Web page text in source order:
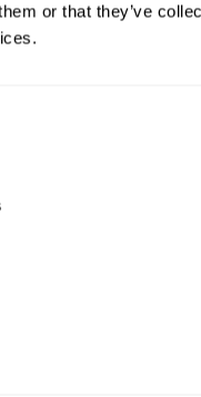
or that they’ve
of Britain and